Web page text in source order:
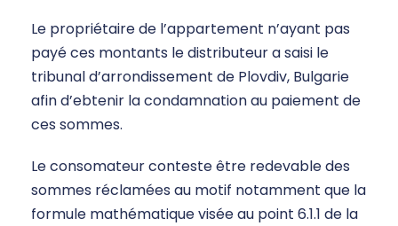
Le propriétaire de l’appartement n’ayant pas
payé ces montants le distributeur a saisi le
tribunal d’arrondissement de Plovdiv, Bulgarie
afin d’ebtenir la condamnation au paiement de
ces sommes.
Le consomateur conteste être redevable des
sommes réclamées au motif notamment que la
formule mathématique visée au point 6.1.1 de la